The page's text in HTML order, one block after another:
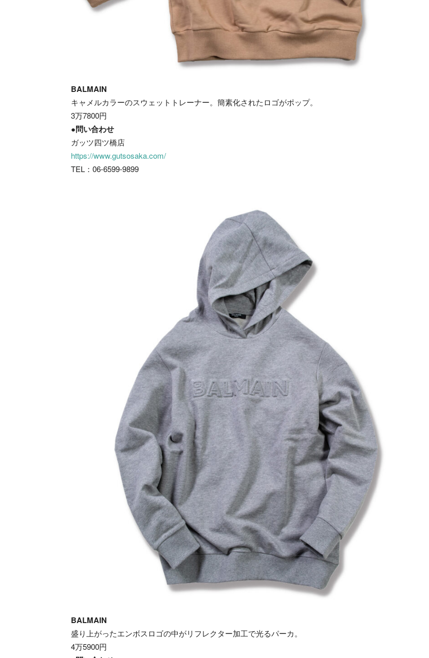
BALMAIN
キャメルカラーのスウェットトレーナー。簡素化されたロゴがポップ。
3万7800円
●問い合わせ
ガッツ四ツ橋店
https://www.gutsosaka.com/
TEL：06-6599-9899
BALMAIN
盛り上がったエンボスロゴの中がリフレクター加工で光るパーカ。
4万5900円